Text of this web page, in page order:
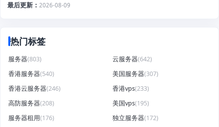
最后更新
2026-08-09
热门标签
服务器(803) 云服务器(642)
香港服务器(540) 美国服务器(307)
香港云服务器(246) 香港vps(233)
高防服务器(208) 美国vps(195)
服务器租用(176) 独立服务器(172)